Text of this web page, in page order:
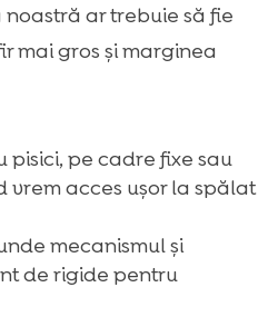
ar trebuie să fie
mai gros și marginea
pe cadre fixe sau
vrem acces ușor la spălat
mecanismul și
de rigide pentru